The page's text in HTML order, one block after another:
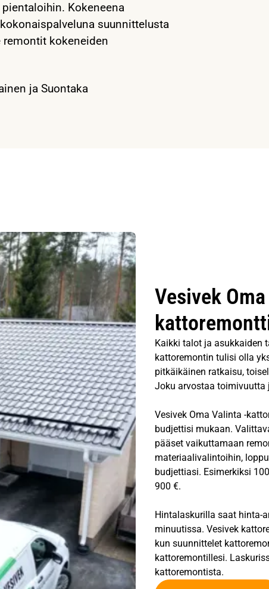
Kokeneena
suunnittelusta
kokeneiden
ja Suontaka
Vesivek
Kaikki talot ja asukkaiden
kattoremontin tulisi olla
pitkäikäinen ratkaisu,
Joku arvostaa
Vesivek Oma Valinta -
budjettisi mukaan.
pääset vaikuttamaan
materiaalivalintoihin,
budjettiasi. Esimerkiksi
900 €.
Hintalaskurilla saat hinta-
minuutissa. Vesivek
kun suunnittelet
kattoremontillesi.
kattoremontista.